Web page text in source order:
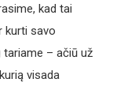
kad tai
kurti savo
tariame – ačiū už
visada